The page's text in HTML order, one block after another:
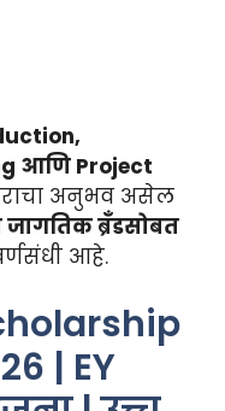
आणि Project
अनुभव असेल
ब्रँडसोबत
आहे.
| EY